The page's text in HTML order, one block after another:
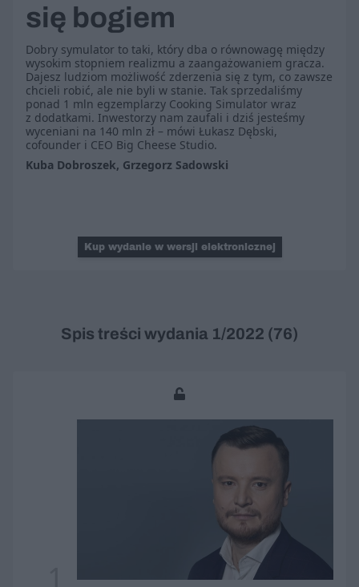
się bogiem
Dobry symulator to taki, który dba o równowagę między
wysokim stopniem realizmu a zaangażowaniem gracza.
Dajesz ludziom możliwość zderzenia się z tym, co zawsze
chcieli robić, ale nie byli w stanie. Tak sprzedaliśmy
ponad 1 mln egzemplarzy Cooking Simulator wraz
z dodatkami. Inwestorzy nam zaufali i dziś jesteśmy
wyceniani na 140 mln zł – mówi Łukasz Dębski,
cofounder i CEO Big Cheese Studio.
Kuba Dobroszek, Grzegorz Sadowski
Kup wydanie w wersji elektronicznej
Spis treści wydania 1/2022 (76)